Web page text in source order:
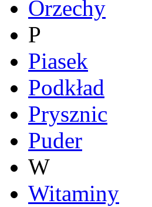
Orzechy
P
Piasek
Podkład
Prysznic
Puder
W
Witaminy